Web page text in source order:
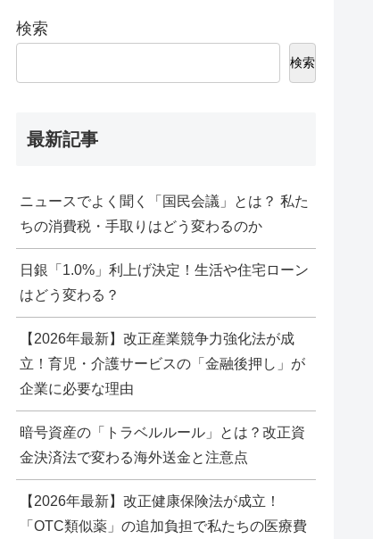
検索
検索
最新記事
ニュースでよく聞く「国民会議」とは？ 私た
ちの消費税・手取りはどう変わるのか
日銀「1.0%」利上げ決定！生活や住宅ローン
はどう変わる？
【2026年最新】改正産業競争力強化法が成
立！育児・介護サービスの「金融後押し」が
企業に必要な理由
暗号資産の「トラベルルール」とは？改正資
金決済法で変わる海外送金と注意点
【2026年最新】改正健康保険法が成立！
「OTC類似薬」の追加負担で私たちの医療費